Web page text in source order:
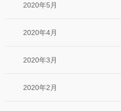
2020年5月
2020年4月
2020年3月
2020年2月